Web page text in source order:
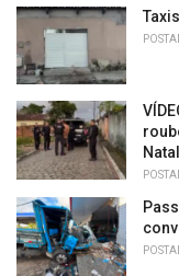
Natal